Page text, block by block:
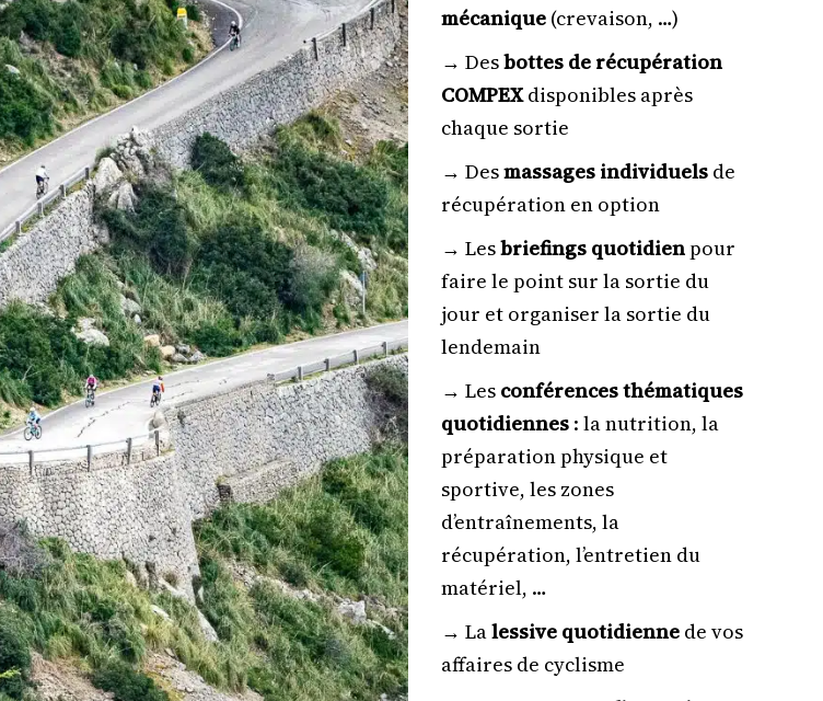
mécanique(crevaison, …)
→ Desbottes de récupération
COMPEXdisponibles après
chaque sortie
→ Desmassages individuelsde
récupération en option
→⁠ ⁠⁠Lesbriefings quotidienpour
faire le point sur la sortie du
jour et organiser la sortie du
lendemain
→⁠ Les conférences thématiques
quotidiennes: la nutrition, la
préparation physique et
sportive, les zones
d’entraînements, la
récupération, l’entretien du
matériel, …
→⁠ Lalessive quotidiennede vos
affaires de cyclisme